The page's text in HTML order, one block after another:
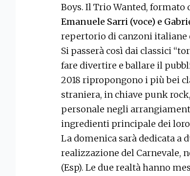
Boys. Il Trio Wanted, formato
Emanuele Sarri (voce) e
repertorio di canzoni italiane
Si passerà così dai classici
fare divertire e ballare il
2018 ripropongono i più bei
straniera, in chiave punk
personale negli
ingredienti principale dei loro
La domenica sarà dedicata a
realizzazione del Carnevale,
(Esp). Le due realtà hanno